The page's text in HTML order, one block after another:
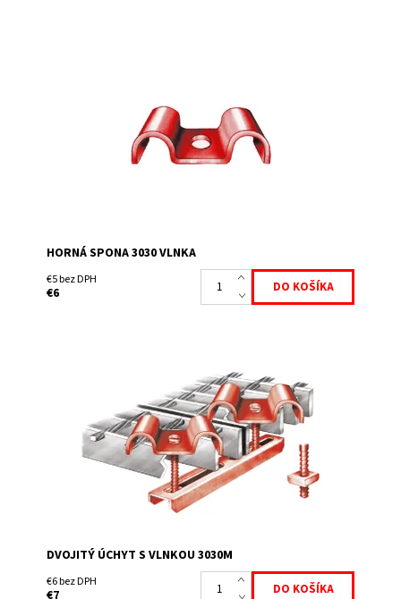
HORNÁ SPONA 3030 VLNKA
€5 bez DPH
€6
Tento podvojný komplet sa dá jednoduchým spôsobom
namontovať cez oká roštov a spojiť tak 2 rošty k sebe.
Súčasťou dodávky je 2x spona, 2x skrutka M...
Dostupnosť:
Skladem
DVOJITÝ ÚCHYT S VLNKOU 3030M
€6 bez DPH
€7